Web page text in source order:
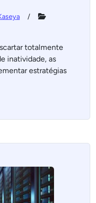
totalmente
inatividade, as
estratégias